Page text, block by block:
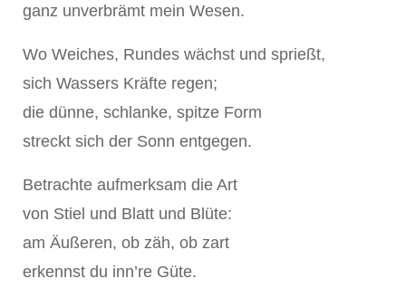
ganz unverbrämt mein Wesen.
Wo Weiches, Rundes wächst und sprießt,
sich Wassers Kräfte regen;
die dünne, schlanke, spitze Form
streckt sich der Sonn entgegen.
Betrachte aufmerksam die Art
von Stiel und Blatt und Blüte:
am Äußeren, ob zäh, ob zart
erkennst du inn’re Güte.